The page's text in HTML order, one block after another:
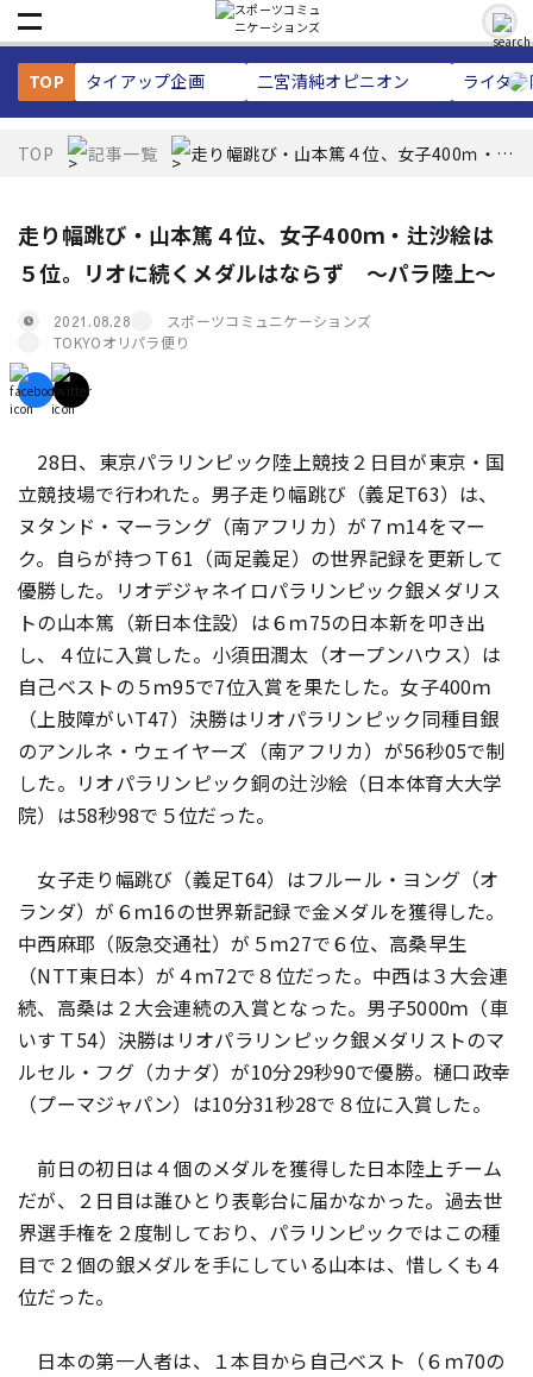
TOP タイアップ企画 二宮清純オピニオン ライタ
TOP 記事一覧 走り幅跳び・山本篤４位、女子400ｍ・辻
走り幅跳び・山本篤４位、女子400ｍ・辻沙絵は
５位。リオに続くメダルはならず ～パラ陸上～
2021.08.28
スポーツコミュニケーションズ
TOKYOオリパラ便り
28日、東京パラリンピック陸上競技２日目が東京・国
立競技場で行われた。男子走り幅跳び（義足T63）は、
ヌタンド・マーラング（南アフリカ）が７ｍ14をマー
ク。自らが持つＴ61（両足義足）の世界記録を更新して
優勝した。リオデジャネイロパラリンピック銀メダリス
トの山本篤（新日本住設）は６ｍ75の日本新を叩き出
し、４位に入賞した。小須田潤太（オープンハウス）は
自己ベストの５ｍ95で7位入賞を果たした。女子400ｍ
（上肢障がいT47）決勝はリオパラリンピック同種目銀
のアンルネ・ウェイヤーズ（南アフリカ）が56秒05で制
した。リオパラリンピック銅の辻沙絵（日本体育大大学
院）は58秒98で５位だった。
女子走り幅跳び（義足T64）はフルール・ヨング（オ
ランダ）が６ｍ16の世界新記録で金メダルを獲得した。
中西麻耶（阪急交通社）が５ｍ27で６位、高桑早生
（NTT東日本）が４ｍ72で８位だった。中西は３大会連
続、高桑は２大会連続の入賞となった。男子5000ｍ（車
いすＴ54）決勝はリオパラリンピック銀メダリストのマ
ルセル・フグ（カナダ）が10分29秒90で優勝。樋口政幸
（プーマジャパン）は10分31秒28で８位に入賞した。
前日の初日は４個のメダルを獲得した日本陸上チーム
だが、２日目は誰ひとり表彰台に届かなかった。過去世
界選手権を２度制しており、パラリンピックではこの種
目で２個の銀メダルを手にしている山本は、惜しくも４
位だった。
日本の第一人者は、１本目から自己ベスト（６ｍ70の